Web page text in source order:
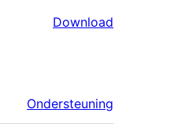
Download
Ondersteuning